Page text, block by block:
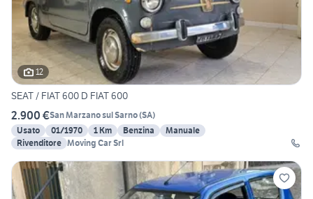
12
SEAT / FIAT 600 D FIAT 600
2.900 €San Marzano sul Sarno(SA)
Usato
01/1970 1 Km Benzina
Manuale
Rivenditore Moving Car Srl